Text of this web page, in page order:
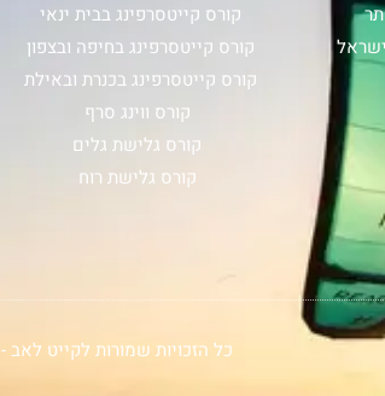
קורס קייטסרפינג בבית ינאי
קורס קייטסרפינג בחיפה ובצפון
קורס קייטסרפינג בכנרת ובאילת
קורס ווינג סרף
קורס גלישת גלים
קורס גלישת רוח
כל הזכויות שמורות לקייט לאב - KITE LAB